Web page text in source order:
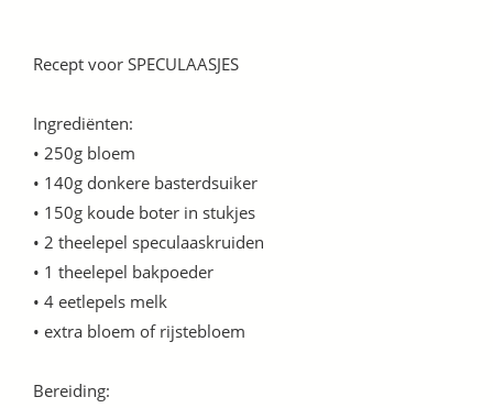
Recept voor SPECULAASJES
Ingrediënten:
• 250g bloem
• 140g donkere basterdsuiker
• 150g koude boter in stukjes
• 2 theelepel speculaaskruiden
• 1 theelepel bakpoeder
• 4 eetlepels melk
• extra bloem of rijstebloem
Bereiding: